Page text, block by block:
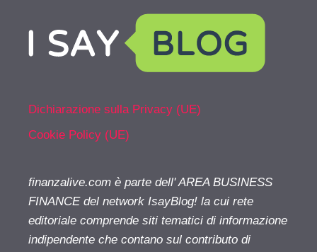
Dichiarazione sulla Privacy (UE)
Cookie Policy (UE)
finanzalive.com è parte dell' AREA BUSINESS
FINANCE del network IsayBlog! la cui rete
editoriale comprende siti tematici di informazione
indipendente che contano sul contributo di